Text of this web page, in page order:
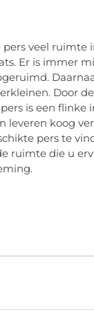
veel ruimte
Er is immer
Door
is een flinke
leveren koog
pers te
ruimte die u